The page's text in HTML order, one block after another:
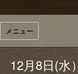
メニュー
12月8日(水